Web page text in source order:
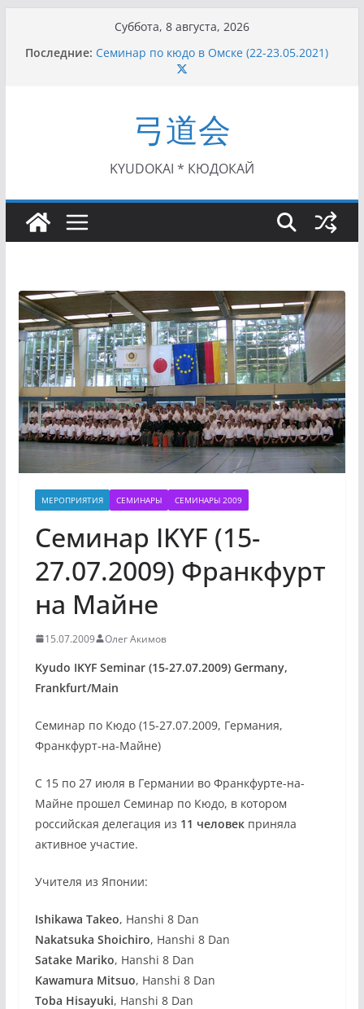
содержимому
Суббота, 8 августа, 2026
Последние: Семинар по кюдо в Омске (22-23.05.2021)
Чемпионат Росcии, Дёмино (2-5.09.2021)
II Кубок Посла Японии в России по Кюдо,
Орёл (25.07.2021)
I этап Кубка Московской области по Кюдо /
Сейдокан II (27.06.2021)
弓道会
KYUDOKAI * КЮДОКАЙ
МЕРОПРИЯТИЯ СЕМИНАРЫ СЕМИНАРЫ 2009
Семинар IKYF (15-
27.07.2009) Франкфурт
на Майне
15.07.2009 Олег Акимов
Kyudo IKYF Seminar (15-27.07.2009) Germany,
Frankfurt/Main
Семинар по Кюдо (15-27.07.2009, Германия,
Франкфурт-на-Майне)
С 15 по 27 июля в Германии во Франкфурте-на-
Майне прошел Семинар по Кюдо, в котором
российская делегация из 11 человекприняла
активное участие.
Учителя из Японии:
Ishikawa Takeo, Hanshi 8 Dan
Nakatsuka Shoichiro, Hanshi 8 Dan
Satake Mariko, Hanshi 8 Dan
Kawamura Mitsuo, Hanshi 8 Dan
Toba Hisayuki, Hanshi 8 Dan